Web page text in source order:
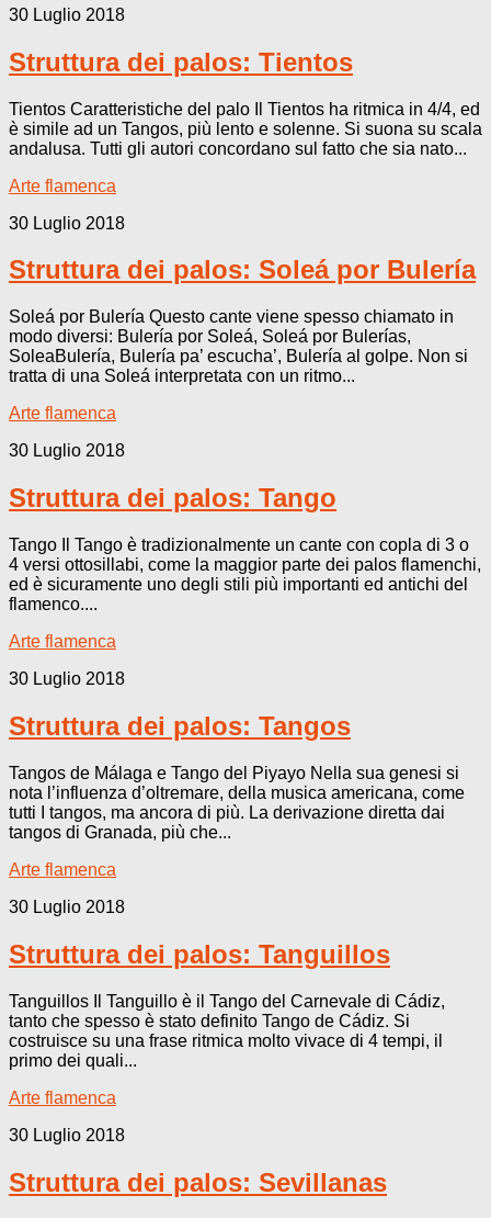
30 Luglio 2018
Struttura dei palos: Tientos
Tientos Caratteristiche del palo Il Tientos ha ritmica in 4/4, ed
è simile ad un Tangos, più lento e solenne. Si suona su scala
andalusa. Tutti gli autori concordano sul fatto che sia nato...
Arte flamenca
30 Luglio 2018
Struttura dei palos: Soleá por Bulería
Soleá por Bulería Questo cante viene spesso chiamato in
modo diversi: Bulería por Soleá, Soleá por Bulerías,
SoleaBulería, Bulería pa’ escucha’, Bulería al golpe. Non si
tratta di una Soleá interpretata con un ritmo...
Arte flamenca
30 Luglio 2018
Struttura dei palos: Tango
Tango Il Tango è tradizionalmente un cante con copla di 3 o
4 versi ottosillabi, come la maggior parte dei palos flamenchi,
ed è sicuramente uno degli stili più importanti ed antichi del
flamenco....
Arte flamenca
30 Luglio 2018
Struttura dei palos: Tangos
Tangos de Málaga e Tango del Piyayo Nella sua genesi si
nota l’influenza d’oltremare, della musica americana, come
tutti I tangos, ma ancora di più. La derivazione diretta dai
tangos di Granada, più che...
Arte flamenca
30 Luglio 2018
Struttura dei palos: Tanguillos
Tanguillos Il Tanguillo è il Tango del Carnevale di Cádiz,
tanto che spesso è stato definito Tango de Cádiz. Si
costruisce su una frase ritmica molto vivace di 4 tempi, il
primo dei quali...
Arte flamenca
30 Luglio 2018
Struttura dei palos: Sevillanas